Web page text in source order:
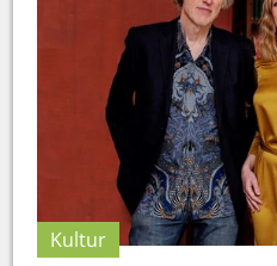
Kultur